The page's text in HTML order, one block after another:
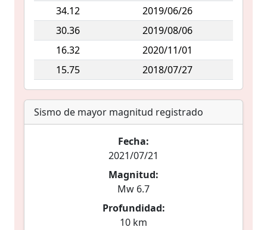
34.12
2019/06/26
30.36
2019/08/06
16.32
2020/11/01
15.75
2018/07/27
Sismo de mayor magnitud registrado
Fecha:
2021/07/21
Magnitud:
Mw 6.7
Profundidad:
10 km